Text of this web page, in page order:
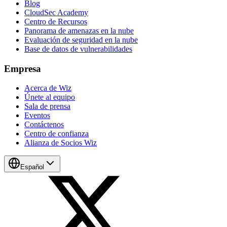
Blog
CloudSec Academy
Centro de Recursos
Panorama de amenazas en la nube
Evaluación de seguridad en la nube
Base de datos de vulnerabilidades
Empresa
Acerca de Wiz
Únete al equipo
Sala de prensa
Eventos
Contáctenos
Centro de confianza
Alianza de Socios Wiz
Español